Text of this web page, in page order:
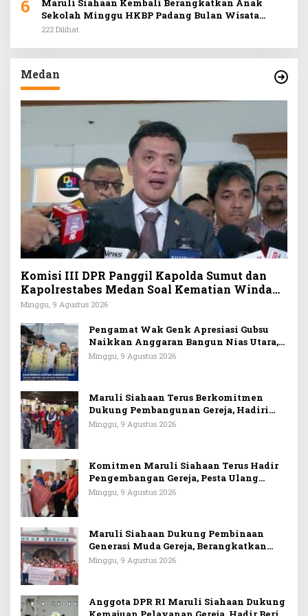
6
Maruli Siahaan Kembali Berangkatkan Anak
Sekolah Minggu HKBP Padang Bulan Wisata
Rohani ke Hill Park
222 Dilihat
Medan
Komisi III DPR Panggil Kapolda Sumut dan
Kapolrestabes Medan Soal Kematian Winda
Lorenza Gowasa, Tiga Tahun Terakhir Kasus
Minggu, 9 Agustus 2026
Pengamat Wak Genk Apresiasi Gubsu
Naikkan Anggaran Bangun Nias Utara,
Kadis BMBKCK Dampingi Bobby
Minggu, 9 Agustus 2026
Maruli Siahaan Terus Berkomitmen
Dukung Pembangunan Gereja, Hadiri
Pesta Ultah ke 25 dan Penggalangan
Minggu, 9 Agustus 2026
Komitmen Maruli Siahaan Terus Hadir
Pengembangan Gereja, Pesta Ulang
Tahun k2 22 Dan Pembangunan HKBP
Minggu, 9 Agustus 2026
Maruli Siahaan Dukung Pembinaan
Generasi Muda Gereja, Berangkatkan
Wisata Rohani ASM HKBP Saroha
Minggu, 9 Agustus 2026
Anggota DPR RI Maruli Siahaan Dukung